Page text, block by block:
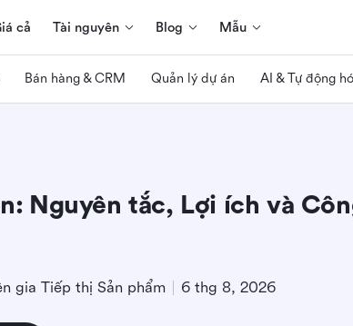
cả Tài nguyên Blog Mẫu
Bán hàng & CRM Quản lý dự án AI & Tự động
Nguyên tắc, Lợi ích và
gia Tiếp thị Sản phẩm 6 thg 8, 2026